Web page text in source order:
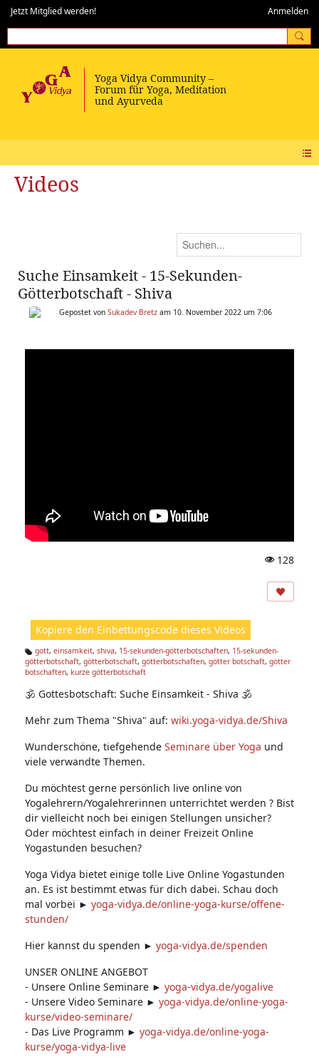
Jetzt Mitglied werden! Anmelden
Videos
Suche Einsamkeit - 15-Sekunden-
Götterbotschaft - Shiva
Gepostet von Sukadev Bretz am 10. November 2022 um 7:06
ic
n:
128
Kopiere den Einbettungscode dieses Videos
Ta
g
gott, einsamkeit, shiva, 15-sekunden-götterbotschaften, 15-sekunden-
götterbotschaft, götterbotschaft, götterbotschaften, götter botschaft, götter
botschaften, kurze götterbotschaft
🕉 Gottesbotschaft: Suche Einsamkeit - Shiva 🕉
Mehr zum Thema "Shiva" auf: wiki.yoga-vidya.de/Shiva
Wunderschöne, tiefgehende Seminare über Yoga und
viele verwandte Themen.
Du möchtest gerne persönlich live online von
Yogalehrern/Yogalehrerinnen unterrichtet werden ? Bist
dir vielleicht noch bei einigen Stellungen unsicher?
Oder möchtest einfach in deiner Freizeit Online
Yogastunden besuchen?
Yoga Vidya bietet einige tolle Live Online Yogastunden
an. Es ist bestimmt etwas für dich dabei. Schau doch
mal vorbei ► yoga-vidya.de/online-yoga-kurse/offene-
stunden/
Hier kannst du spenden ► yoga-vidya.de/spenden​
UNSER ONLINE ANGEBOT
- Unsere Online Seminare ► yoga-vidya.de/yogalive
- Unsere Video Seminare ► yoga-vidya.de/online-yoga-
kurse/video-seminare/
- Das Live Programm ► yoga-vidya.de/online-yoga-
kurse/yoga-vidya-live